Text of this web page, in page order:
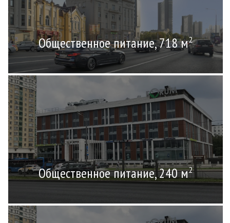
Общественное питание, 718 м2
Общественное питание, 240 м2